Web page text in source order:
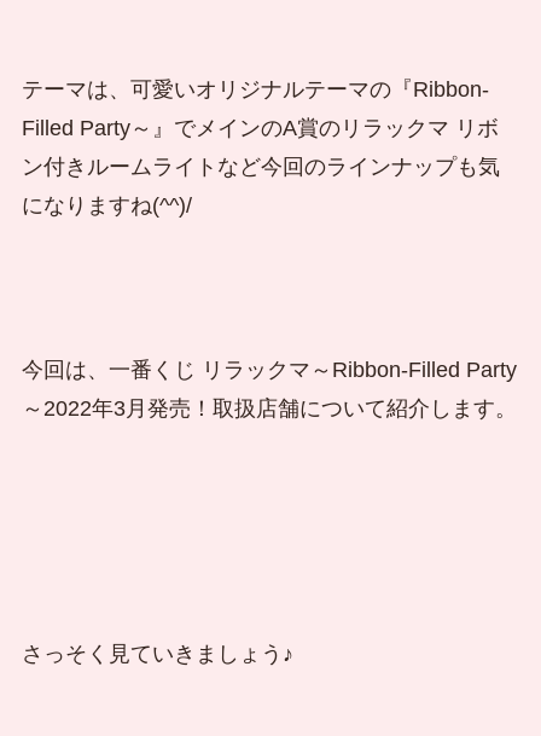
テーマは、可愛いオリジナルテーマの『Ribbon-
Filled Party～』でメインのA賞のリラックマ リボ
ン付きルームライトなど今回のラインナップも気
になりますね(^^)/
今回は、一番くじ リラックマ～Ribbon-Filled Party
～2022年3月発売！取扱店舗について紹介します。
さっそく見ていきましょう♪